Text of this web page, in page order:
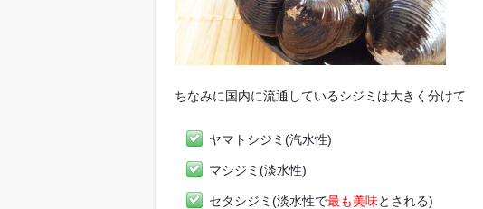
ちなみに国内に流通しているシジミは大きく分けて
ヤマトシジミ(汽水性)
マシジミ(淡水性)
セタシジミ(淡水性で最も美味とされる)